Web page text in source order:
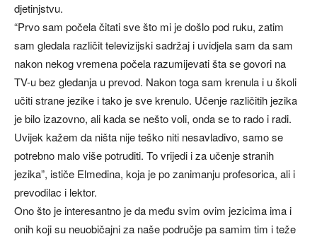
djetinjstvu.
“Prvo sam počela čitati sve što mi je došlo pod ruku, zatim
sam gledala različit televizijski sadržaj i uvidjela sam da sam
nakon nekog vremena počela razumijevati šta se govori na
TV-u bez gledanja u prevod. Nakon toga sam krenula i u školi
učiti strane jezike i tako je sve krenulo. Učenje različitih jezika
je bilo izazovno, ali kada se nešto voli, onda se to rado i radi.
Uvijek kažem da ništa nije teško niti nesavladivo, samo se
potrebno malo više potruditi. To vrijedi i za učenje stranih
jezika”, ističe Elmedina, koja je po zanimanju profesorica, ali i
prevodilac i lektor.
Ono što je interesantno je da među svim ovim jezicima ima i
onih koji su neuobičajni za naše područje pa samim tim i teže